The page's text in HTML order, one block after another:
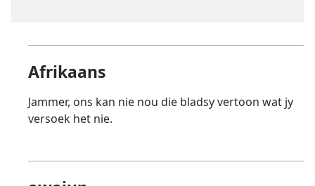
Afrikaans
Jammer, ons kan nie nou die bladsy vertoon wat jy
versoek het nie.